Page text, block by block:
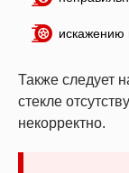
искажению
Также следует
стекле
некорректно.